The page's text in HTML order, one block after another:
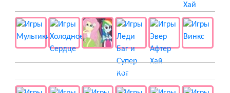
👸 Принцессы